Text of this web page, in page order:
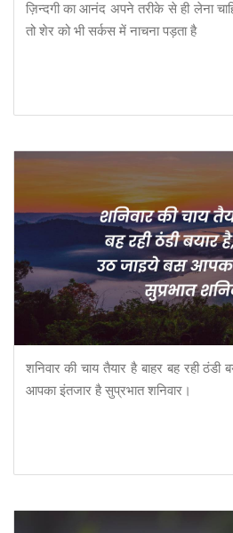
ज़िन्दगी का आनंद अपने तरीके से ही लेना
तो शेर को भी सर्कस में नाचना पड़ता है
शनिवार की चाय तैयार है बाहर बह रही
आपका इंतजार है सुप्रभात शनिवार।